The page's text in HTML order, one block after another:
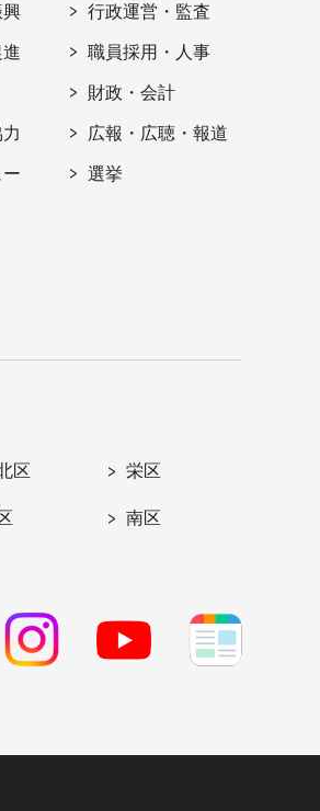
興 行政運営・監査
職員採用・人事
財政・会計
広報・広聴・報道
選挙
区 栄区
南区